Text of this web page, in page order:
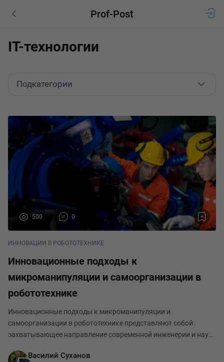
Prof-Post
IT-технологии
Подкатегории
500 0
ИННОВАЦИИ В РОБОТОТЕХНИКЕ
Инновационные подходы к
микроманипуляции и самоорганизации в
робототехнике
Инновационные подходы к микроманипуляции и
самоорганизации в робототехнике представляют собой
захватывающее направление современной инженерии и наук
роботов и систем, способных выполнять задачи на
Василий Суханов